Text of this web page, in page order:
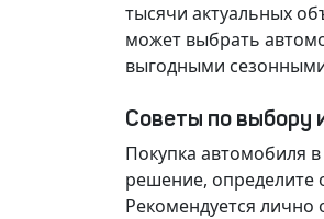
тысячи актуальных
может выбрать
выгодными
Советы по выбору
Покупка автомобиля
решение,
Рекомендуется